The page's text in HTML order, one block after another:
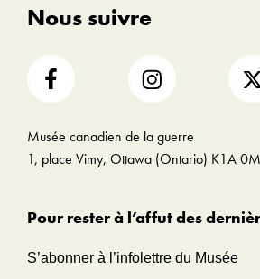
Nous suivre
Musée canadien de la guerre
1, place Vimy, Ottawa (Ontario) K1A
Pour rester à l’affut des
S’abonner à l’infolettre du Musée